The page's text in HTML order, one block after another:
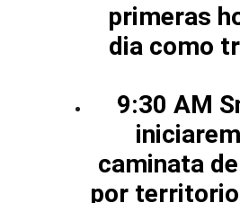
primeras
dia como
caminata
por